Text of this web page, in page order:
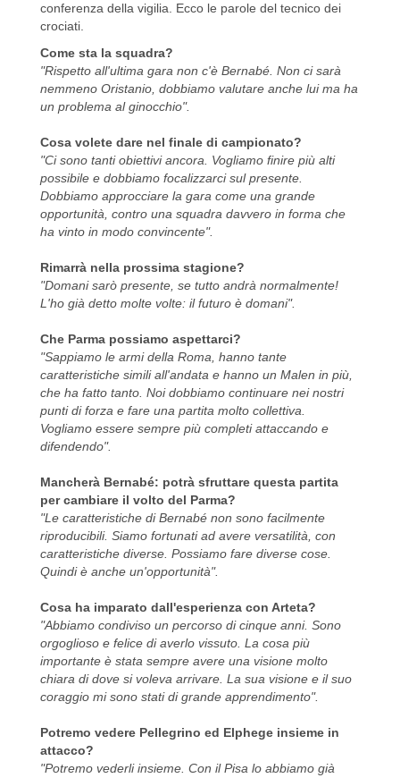
conferenza della vigilia. Ecco le parole del tecnico dei
crociati.
Come sta la squadra?
"Rispetto all'ultima gara non c'è Bernabé. Non ci sarà
nemmeno Oristanio, dobbiamo valutare anche lui ma ha
un problema al ginocchio".
Cosa volete dare nel finale di campionato?
"Ci sono tanti obiettivi ancora. Vogliamo finire più alti
possibile e dobbiamo focalizzarci sul presente.
Dobbiamo approcciare la gara come una grande
opportunità, contro una squadra davvero in forma che
ha vinto in modo convincente".
Rimarrà nella prossima stagione?
"Domani sarò presente, se tutto andrà normalmente!
L'ho già detto molte volte: il futuro è domani".
Che Parma possiamo aspettarci?
"Sappiamo le armi della Roma, hanno tante
caratteristiche simili all'andata e hanno un Malen in più,
che ha fatto tanto. Noi dobbiamo continuare nei nostri
punti di forza e fare una partita molto collettiva.
Vogliamo essere sempre più completi attaccando e
difendendo".
Mancherà Bernabé: potrà sfruttare questa partita
per cambiare il volto del Parma?
"Le caratteristiche di Bernabé non sono facilmente
riproducibili. Siamo fortunati ad avere versatilità, con
caratteristiche diverse. Possiamo fare diverse cose.
Quindi è anche un'opportunità".
Cosa ha imparato dall'esperienza con Arteta?
"Abbiamo condiviso un percorso di cinque anni. Sono
orgoglioso e felice di averlo vissuto. La cosa più
importante è stata sempre avere una visione molto
chiara di dove si voleva arrivare. La sua visione e il suo
coraggio mi sono stati di grande apprendimento".
Potremo vedere Pellegrino ed Elphege insieme in
attacco?
"Potremo vederli insieme. Con il Pisa lo abbiamo già